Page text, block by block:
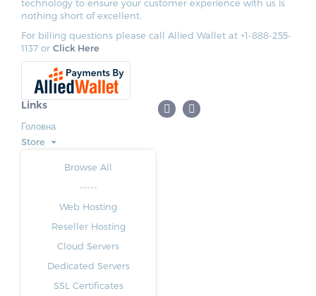
technology to ensure your customer experience with us is
nothing short of excellent.
For billing questions please call Allied Wallet at +1-888-255-
1137 or Click Here
Links
Головна
Store
Browse All
-----
Web Hosting
Reseller Hosting
Cloud Servers
Dedicated Servers
SSL Certificates